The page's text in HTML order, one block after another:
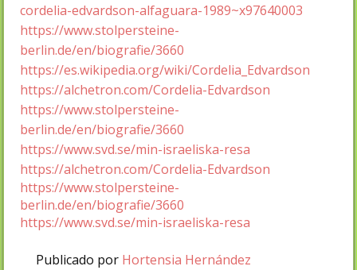
cordelia-edvardson-alfaguara-1989~x97640003
https://www.stolpersteine-
berlin.de/en/biografie/3660
https://es.wikipedia.org/wiki/Cordelia_Edvardson
https://alchetron.com/Cordelia-Edvardson
https://www.stolpersteine-
berlin.de/en/biografie/3660
https://www.svd.se/min-israeliska-resa
https://alchetron.com/Cordelia-Edvardson
https://www.stolpersteine-
berlin.de/en/biografie/3660
https://www.svd.se/min-israeliska-resa
Publicado por Hortensia Hernández